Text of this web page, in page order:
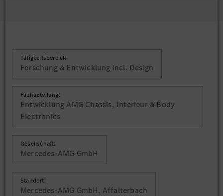
Tätigkeitsbereich:
Forschung & Entwicklung incl. Design
Fachabteilung:
Entwicklung AMG Chassis, Interieur & Body
Electronics
Gesellschaft:
Mercedes-AMG GmbH
Standort:
Mercedes-AMG GmbH, Affalterbach